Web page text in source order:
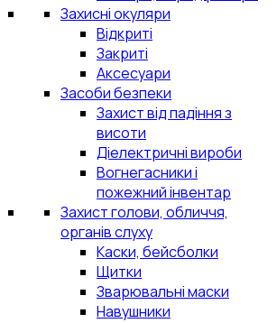
Захисні окуляри
Відкриті
Закриті
Аксесуари
Засоби безпеки
Захист від падіння з
висоти
Діелектричні вироби
Вогнегасники і
пожежний інвентар
Захист голови, обличчя,
органів слуху
Каски, бейсболки
Щитки
Зварювальні маски
Навушники